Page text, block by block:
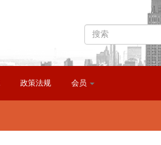
政策法规 会员